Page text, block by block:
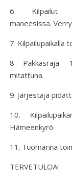
6. Kilpailut
maneesissa.
7. Kilpailupaikalla
8. Pakkasraja -
mitattuna.
9. Järjestäjä
10.
Hämeenkyrö
11. Tuomarina
TERVETULOA!